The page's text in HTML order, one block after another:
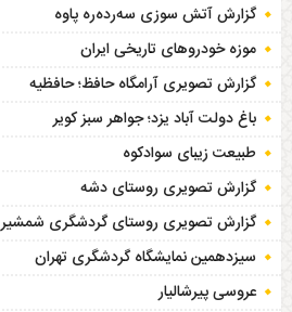
گزارش آتش سوزی سەردەرە پاوه
موزه خودروهای تاریخی ایران
گزارش تصویری آرامگاه حافظ؛ حافظیه‎
باغ دولت آباد یزد؛ جواهر سبز کویر
طبیعت زیبای سوادکوه
گزارش تصویری روستای دشه
گزارش تصویری روستای گردشگری شمشیر
سیزدهمین نمایشگاه گردشگری تهران
عروسی پیرشالیار